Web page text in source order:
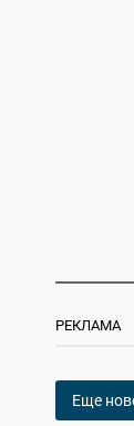
РЕКЛАМА
Еще